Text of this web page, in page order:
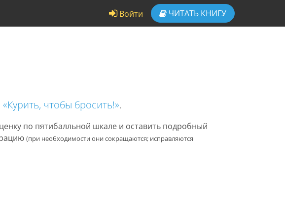
Войти ЧИТАТЬ КНИГУ
«Курить, чтобы бросить!».
по пятибалльной шкале и оставить подробный
(при необходимости они сокращаются; исправляются